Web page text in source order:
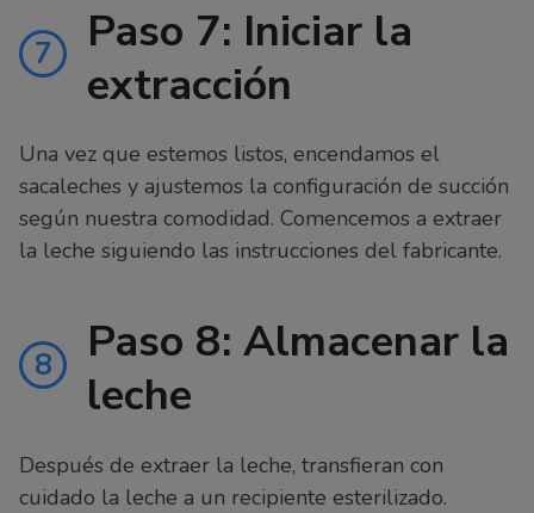
7
Paso 7: Iniciar la
extracción
Una vez que estemos listos, encendamos el
sacaleches y ajustemos la configuración de succión
según nuestra comodidad. Comencemos a extraer
la leche siguiendo las instrucciones del fabricante.
8
Paso 8: Almacenar la
leche
Después de extraer la leche, transfieran con
cuidado la leche a un recipiente esterilizado.